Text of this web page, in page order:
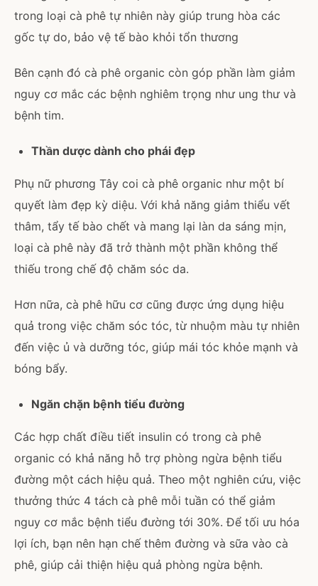
trong loại cà phê tự nhiên này giúp trung hòa các
gốc tự do, bảo vệ tế bào khỏi tổn thương
Bên cạnh đó cà phê organic còn góp phần làm giảm
nguy cơ mắc các bệnh nghiêm trọng như ung thư và
bệnh tim.
Thần dược dành cho phái đẹp
Phụ nữ phương Tây coi cà phê organic như một bí
quyết làm đẹp kỳ diệu. Với khả năng giảm thiểu vết
thâm, tẩy tế bào chết và mang lại làn da sáng mịn,
loại cà phê này đã trở thành một phần không thể
thiếu trong chế độ chăm sóc da.
Hơn nữa, cà phê hữu cơ cũng được ứng dụng hiệu
quả trong việc chăm sóc tóc, từ nhuộm màu tự nhiên
đến việc ủ và dưỡng tóc, giúp mái tóc khỏe mạnh và
bóng bẩy.
Ngăn chặn bệnh tiểu đường
Các hợp chất điều tiết insulin có trong cà phê
organic có khả năng hỗ trợ phòng ngừa bệnh tiểu
đường một cách hiệu quả. Theo một nghiên cứu, việc
thưởng thức 4 tách cà phê mỗi tuần có thể giảm
nguy cơ mắc bệnh tiểu đường tới 30%. Để tối ưu hóa
lợi ích, bạn nên hạn chế thêm đường và sữa vào cà
phê, giúp cải thiện hiệu quả phòng ngừa bệnh.